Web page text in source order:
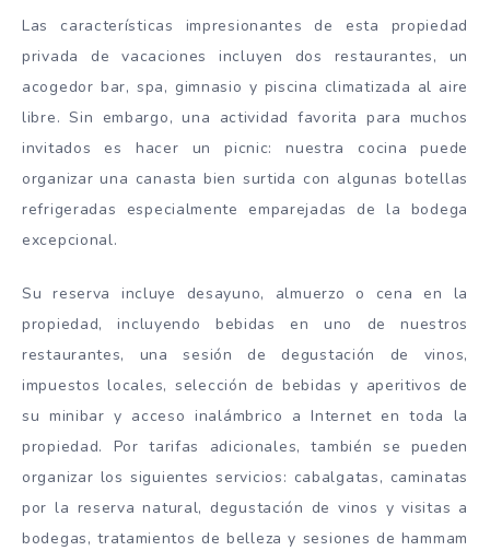
Las características impresionantes de esta propiedad
privada de vacaciones incluyen dos restaurantes, un
acogedor bar, spa, gimnasio y piscina climatizada al aire
libre. Sin embargo, una actividad favorita para muchos
invitados es hacer un picnic: nuestra cocina puede
organizar una canasta bien surtida con algunas botellas
refrigeradas especialmente emparejadas de la bodega
excepcional.
Su reserva incluye desayuno, almuerzo o cena en la
propiedad, incluyendo bebidas en uno de nuestros
restaurantes, una sesión de degustación de vinos,
impuestos locales, selección de bebidas y aperitivos de
su minibar y acceso inalámbrico a Internet en toda la
propiedad. Por tarifas adicionales, también se pueden
organizar los siguientes servicios: cabalgatas, caminatas
por la reserva natural, degustación de vinos y visitas a
bodegas, tratamientos de belleza y sesiones de hammam